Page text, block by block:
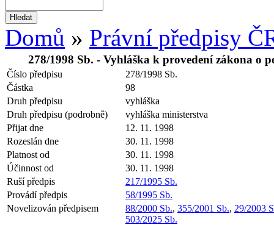
Domů » Právní předpisy
278/1998 Sb. - Vyhláška k provedení zákona o
Číslo předpisu
278/1998 Sb.
Částka
98
Druh předpisu
vyhláška
Druh předpisu (podrobně)
vyhláška ministerstva
Přijat dne
12. 11. 1998
Rozeslán dne
30. 11. 1998
Platnost od
30. 11. 1998
Účinnost od
30. 11. 1998
Ruší předpis
217/1995 Sb.
Provádí předpis
58/1995 Sb.
Novelizován předpisem
88/2000 Sb., 355/2001 Sb., 29/2003
503/2025 Sb.